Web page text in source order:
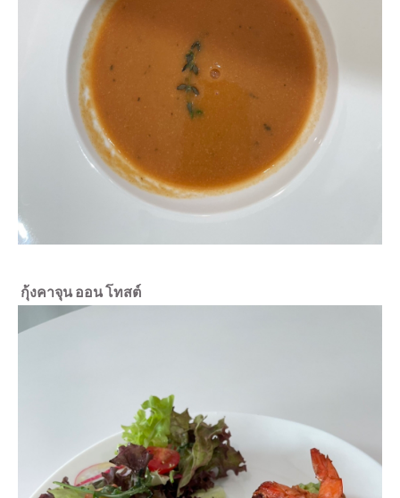
กุ้งคาจุน ออน โทสต์